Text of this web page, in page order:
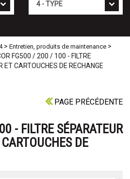
> Entretien, produits de maintenance >
FG500 / 200 / 100 - FILTRE
ET CARTOUCHES DE RECHANGE
PAGE PRÉCÉDENTE
- FILTRE SÉPARATEUR
DE